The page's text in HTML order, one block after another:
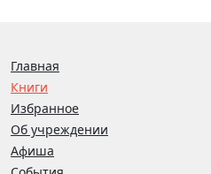
Главная
Книги
Избранное
Об учреждении
Афиша